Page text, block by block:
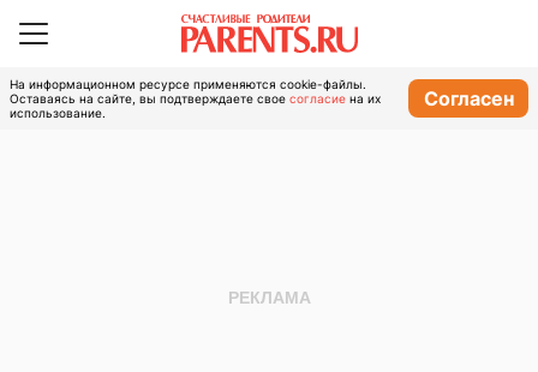
На информационном ресурсе применяются cookie-файлы.
Оставаясь на сайте, вы подтверждаете свое согласие на их
использование.
Согласен